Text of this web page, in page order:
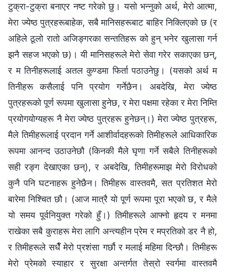
टुक्रा-टुक्रा बनाएर नष्ट गरेको छु। यसो भन्नुको अर्थ, मेरो आत्मा,
मेरा ज्येष्ठ पुत्रहरूबाहेक, सबै मानिसहरूबाट बाहिर निक्लिएको छ (र
अहिले ठूलो रातो अजिङ्गरका सन्ततिहरू को हुन् भनेर खुलासा गर्न
झनै सहज भएको छ)। यी मानिसहरूले मेरो सेवा गरेर सकाएका छन्,
र म तिनीहरूलाई अतल कुण्डमा फिर्ता पठाउनेछु। (यसको अर्थ म
तिनीहरू कसैलाई पनि प्रयोग गर्नेछैन। अबदेखि, मेरा ज्येष्ठ
पुत्रहरूको पूर्ण रूपमा खुलासा हुनेछ, र मेरा पक्षमा रहेका र मेरा निम्ति
प्रयोगयोग्यहरू नै मेरा ज्येष्ठ पुत्रहरू हुनेछन्।) मेरा ज्येष्ठ पुत्रहरू,
मैले तिमीहरूलाई प्रदान गर्ने आशीर्वादहरूको तिमीहरूले आधिकारिक
रूपमा आनन्द उठाउनेछौ (किनकी मैले घृणा गर्ने सबैले तिनीहरूको
सही रङ्ग देखाएका छन्), र अबदेखि, तिमीहरूमाझ मेरो विरोधको
कुनै पनि घटनाहरू हुनेछैन। तिमीहरू वास्तवमै, सत प्रतिशत मेरो
बारेमा निश्‍चित छौ। (आज मात्रै यो पूर्ण रूपमा पूरा भएको छ, र मैले
यो समय पूर्वनियुक्त गरेको हुँ।) तिमीहरूले आफ्नो हृदय र मनमा
राखेका सबै कुराहरू मेरा लागि अन्त्यहीन प्रेम र मप्रतिको डर नै हो,
र तिमीहरूले सधैँ मेरो प्रशंसा गर्छौ र मलाई महिमा दिन्छौ। तिमीहरू
मेरो प्रेमको स्याहार र सुरक्षा अन्तर्गत तेस्रो स्वर्गमा वास्तवमै